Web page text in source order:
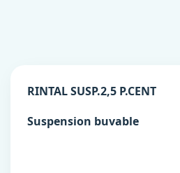
RINTAL SUSP.2,5 P.CENT
Suspension buvable